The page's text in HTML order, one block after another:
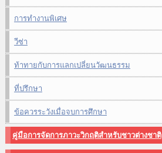
การทำงานพิเศษ
วีซ่า
ท้าทายกับการแลกเปลี่ยนวัฒนธรรม
ที่ปรึกษา
ข้อควรระวังเมื่อจบการศึกษา
คู่มือการจัดการภาวะวิกฤติสำหรับชาวต่างชาติ